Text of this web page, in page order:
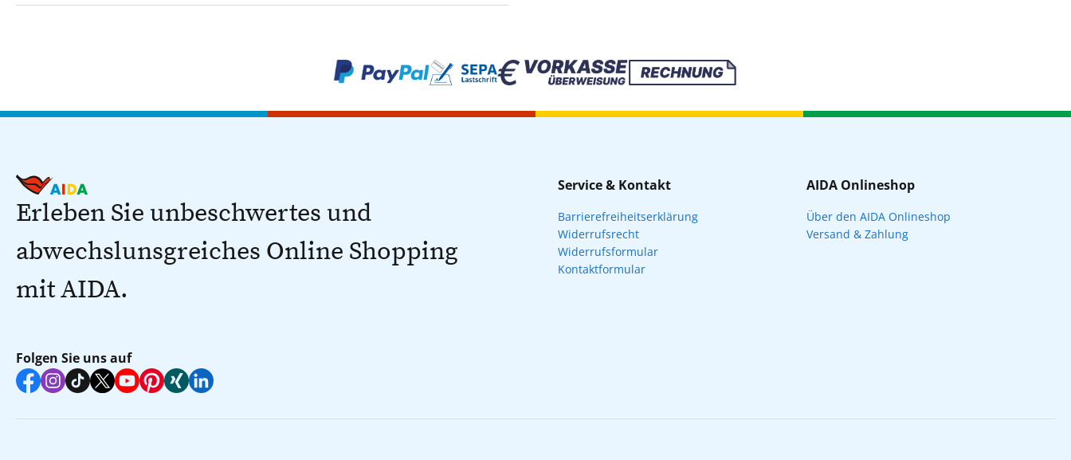
Erleben Sie unbeschwertes und
abwechslunsgreiches Online Shopping
mit AIDA.
Folgen Sie uns auf
Service & Kontakt
Barrierefreiheitserklärung
Widerrufsrecht
Widerrufsformular
Kontaktformular
AIDA Onlineshop
Über den AIDA Onlineshop
Versand & Zahlung